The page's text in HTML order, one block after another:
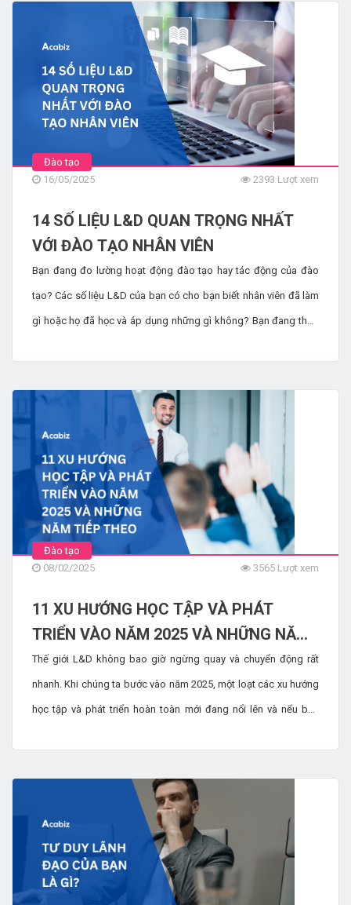
thành công, đồng thời mang lại lợi ích bổ sung là cải thiện khả
năng giữ chân và gắn kết nhân viên.
Đào tạo
16/05/2025
2393 Lượt xem
14 SỐ LIỆU L&D QUAN TRỌNG NHẤT
VỚI ĐÀO TẠO NHÂN VIÊN
Bạn đang đo lường hoạt động đào tạo hay tác động của đào
tạo? Các số liệu L&D của bạn có cho bạn biết nhân viên đã làm
gì hoặc họ đã học và áp dụng những gì không? Bạn đang theo
L&D quan trọng đối với việc đào tạo nhân viên, giúp bạn hiểu rõ
hơn và tập trung vào những gì thực sự thúc đẩy thành công.
Đào tạo
08/02/2025
3565 Lượt xem
11 XU HƯỚNG HỌC TẬP VÀ PHÁT
TRIỂN VÀO NĂM 2025 VÀ NHỮNG NĂM
TIẾP THEO
Thế giới L&D không bao giờ ngừng quay và chuyển động rất
nhanh. Khi chúng ta bước vào năm 2025, một loạt các xu hướng
học tập và phát triển hoàn toàn mới đang nổi lên và nếu bạn
hãy cùng tìm hiểu về việc học tập được cá nhân hóa, sự tiếp xúc
của con người và sự trỗi dậy của AI trong học tập và phát triển.